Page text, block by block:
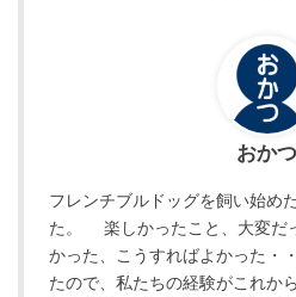
おかつ
フレンチブルドッグを飼い始め
た。 楽しかったこと、大変だ
かった、こうすればよかった
たので、私たちの経験がこれか